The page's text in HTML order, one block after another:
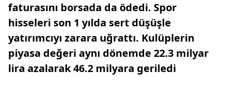
faturasını borsada da ödedi. Spor
hisseleri son 1 yılda sert düşüşle
yatırımcıyı zarara uğrattı. Kulüplerin
piyasa değeri aynı dönemde 22.3 milyar
lira azalarak 46.2 milyara geriledi